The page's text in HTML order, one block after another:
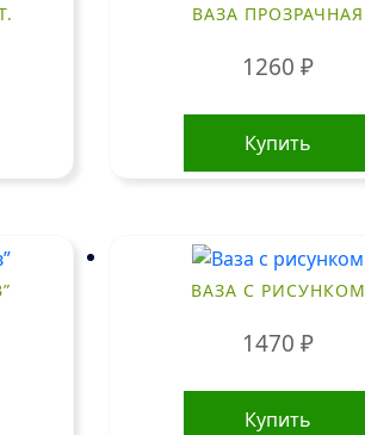
ВАЗА ПРОЗРАЧНАЯ
1260₽
Купить
ВАЗА С РИСУНКОМ
1470₽
Купить